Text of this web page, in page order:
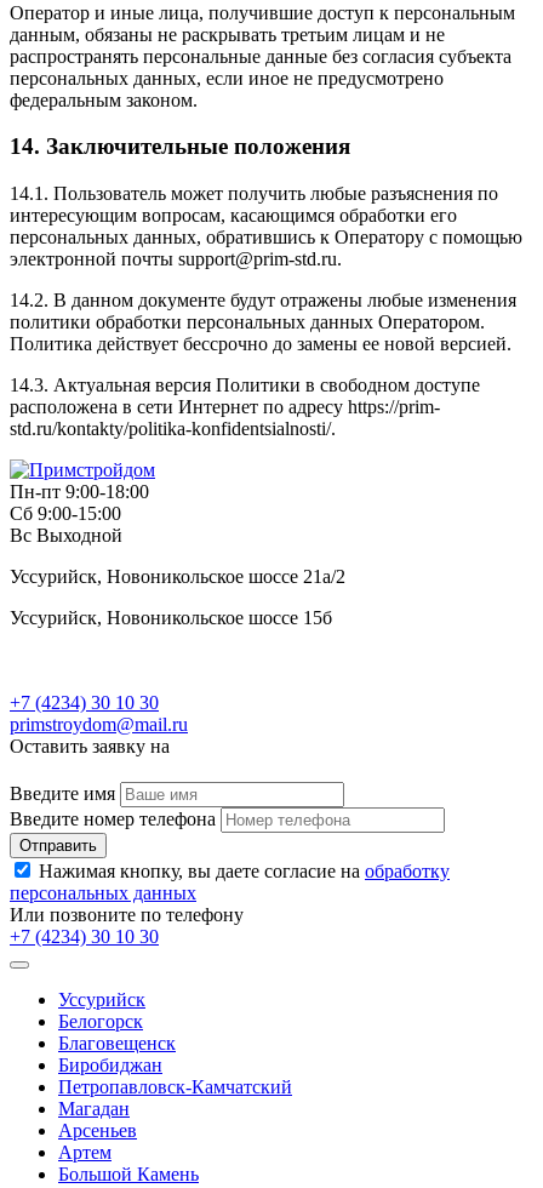
Оператор и иные лица, получившие доступ к персональным
данным, обязаны не раскрывать третьим лицам и не
распространять персональные данные без согласия субъекта
персональных данных, если иное не предусмотрено
федеральным законом.
14. Заключительные положения
14.1. Пользователь может получить любые разъяснения по
интересующим вопросам, касающимся обработки его
персональных данных, обратившись к Оператору с помощью
электронной почты support@prim-std.ru.
14.2. В данном документе будут отражены любые изменения
политики обработки персональных данных Оператором.
Политика действует бессрочно до замены ее новой версией.
14.3. Актуальная версия Политики в свободном доступе
расположена в сети Интернет по адресу https://prim-
std.ru/kontakty/politika-konfidentsialnosti/.
Пн-пт 9:00-18:00
Сб 9:00-15:00
Вс Выходной
Уссурийск, Новоникольское шоссе 21а/2
Уссурийск, Новоникольское шоссе 15б
+7 (4234) 30 10 30
primstroydom@mail.ru
Оставить заявку на
Введите имя
Введите номер телефона
Отправить
Нажимая кнопку, вы даете согласие на обработку
персональных данных
Или позвоните по телефону
+7 (4234) 30 10 30
Уссурийск
Белогорск
Благовещенск
Биробиджан
Петропавловск-Камчатский
Магадан
Арсеньев
Артем
Большой Камень